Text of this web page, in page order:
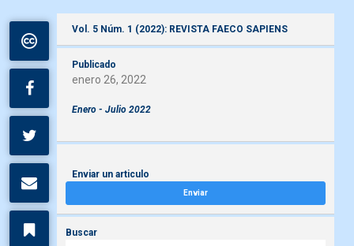
Vol. 5 Núm. 1 (2022): REVISTA FAECO SAPIENS
Publicado
enero 26, 2022
Enero - Julio 2022
Enviar un articulo
Enviar
Buscar